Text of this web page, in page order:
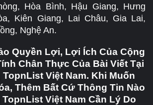
Hòa Bình, Hậu Giang, Hưng
Kiên Giang, Lai Châu, Gia Lai,
Nghệ An.
Quyền Lợi, Lợi Ích Của Cộng
Chân Thực Của Bài Viết Tại
Việt Nam. Khi Muốn
Thêm Bất Cứ Thông Tin Nào
Việt Nam Cần Lý Do